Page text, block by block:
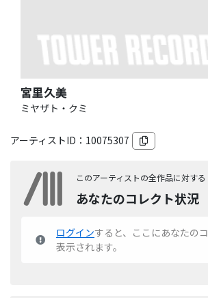
宮里久美
ミヤザト・クミ
アーティストID： 10075307
このアーティストの全作品に対する
あなたのコレクト状況
ログインすると、ここにあなたの
表示されます。